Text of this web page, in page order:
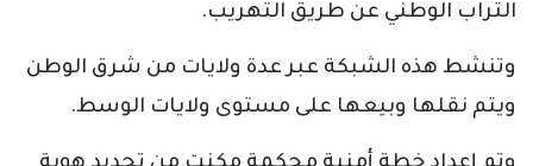
التراب الوطني عن طريق التهريب.
وتنشط هذه الشبكة عبر عدة ولايات من شرق الوطن
ويتم نقلها وبيعها على مستوى ولايات الوسط.